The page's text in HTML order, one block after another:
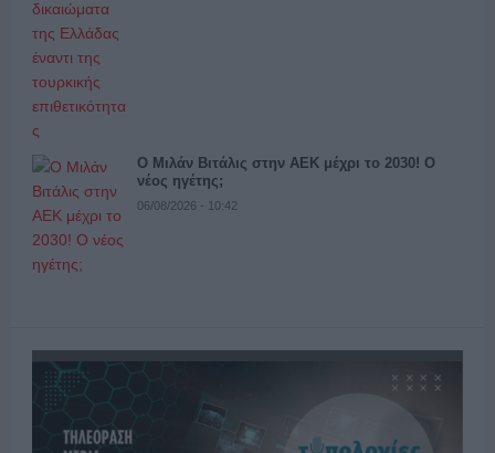
Ο Μιλάν Βιτάλις στην ΑΕΚ μέχρι το 2030! Ο
νέος ηγέτης;
06/08/2026 - 10:42